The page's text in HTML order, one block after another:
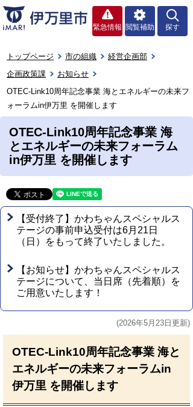
緊急情報 閲覧補助 探す
トップページ 市の組織
経営企画部
企画政策課
お知らせ
OTEC-Link10周年記念事業 海とエネルギーの未来フ
ォーラムin伊万里 を開催します
OTEC-Link10周年記念事業 海
とエネルギーの未来フォーラム
in伊万里 を開催します
【受付終了】かわちゃんスペシャルス
テージの事前申込受付は6月21日
（日）をもって終了いたしました。
【お知らせ】かわちゃんスペシャルス
テージについて、当日席（先着順）を
ご用意いたします！
(2026年5月23日更新)
OTEC-Link10周年記念事業 海と
エネルギーの未来フォーラムin
伊万里 を開催します